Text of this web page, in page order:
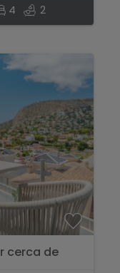
4 2
cerca de